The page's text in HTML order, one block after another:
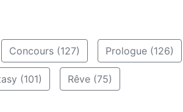
Concours (127) Prologue (126)
(101) Rêve (75)